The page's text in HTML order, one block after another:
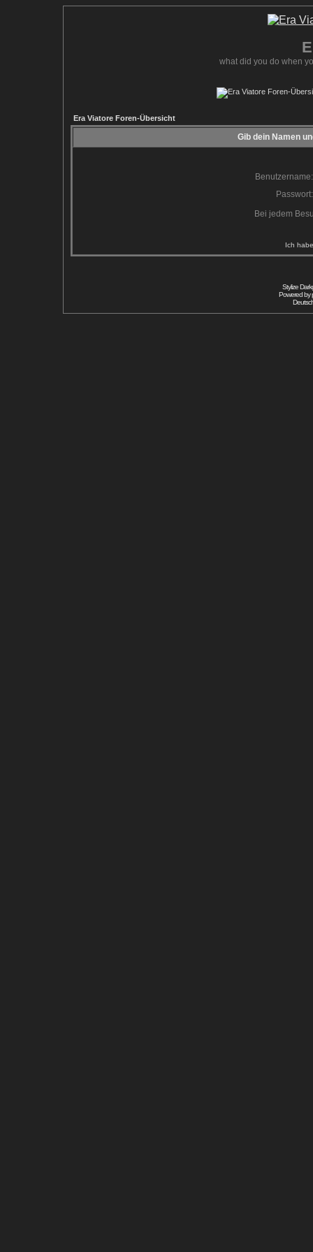
what did you do when
Era Viatore Foren-Übersicht
Gib dein Namen
Benutzername:
Passwort:
Bei jedem
Ich
Stylize
Powered by